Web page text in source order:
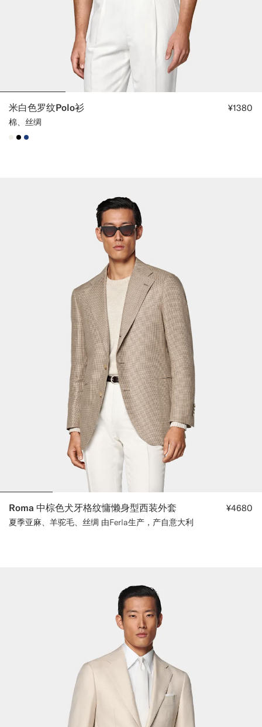
米白色罗纹Polo衫
棉、丝绸
¥1380
#F1EFE8
#000000
#1C3D7A
Roma 中棕色犬牙格纹慵懒身型西装外套
夏季亚麻、羊驼毛、丝绸 由Ferla生产，产自意大利
¥4680